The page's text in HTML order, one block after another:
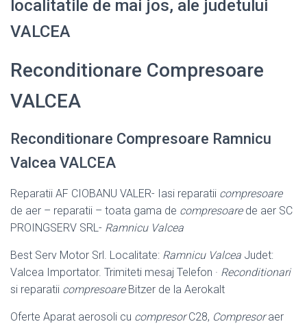
localitatile de mai jos, ale judetului
VALCEA
Reconditionare Compresoare
VALCEA
Reconditionare Compresoare Ramnicu
Valcea VALCEA
Reparatii AF CIOBANU VALER- Iasi reparatii compresoare
de aer – reparatii – toata gama de compresoarede aer SC
PROINGSERV SRL- Ramnicu Valcea
Best Serv Motor Srl. Localitate: Ramnicu Valcea Judet:
Valcea Importator. Trimiteti mesaj Telefon · Reconditionari
si reparatii compresoareBitzer de la Aerokalt
Oferte Aparat aerosoli cu compresorC28, Compresoraer